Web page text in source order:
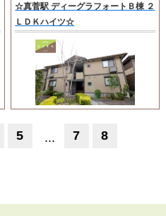
☆真菅駅 ディーグラフォートＢ棟 ２
ＬＤＫハイツ☆
5 ... 7 8